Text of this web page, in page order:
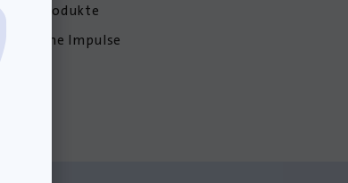
neue Produkte
hilfreiche Impulse